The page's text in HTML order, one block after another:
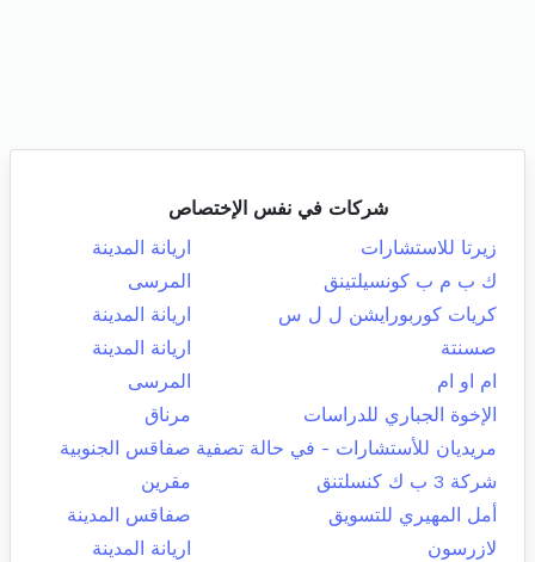
شركات في نفس الإختصاص
زيرتا للاستشارات
اريانة المدينة
ك ب م ب كونسيلتينق
المرسى
كريات كوربورايشن ل ل س
اريانة المدينة
صسنتة
اريانة المدينة
ام او ام
المرسى
الإخوة الجباري للدراسات
مرناق
مريديان للأستشارات - في حالة تصفية صفاقس الجنوبية
شركة 3 ب ك كنسلتنق
مقرين
أمل المهيري للتسويق
صفاقس المدينة
لازرسون
اريانة المدينة